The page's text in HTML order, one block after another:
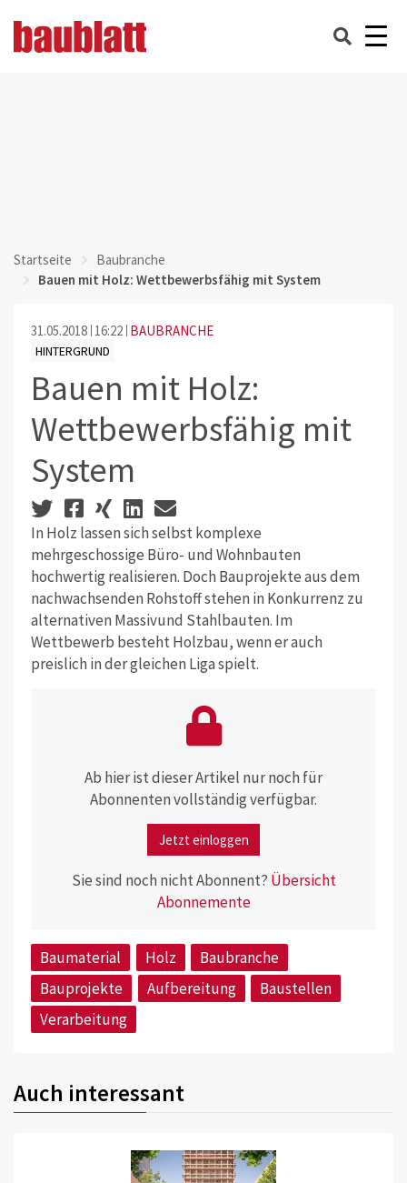
Startseite
Baubranche
Bauen mit Holz: Wettbewerbsfähig mit System
31.05.2018 16:22 BAUBRANCHE
HINTERGRUND
Bauen mit Holz:
Wettbewerbsfähig mit
System
In Holz lassen sich selbst komplexe
mehrgeschossige Büro- und Wohnbauten
hochwertig realisieren. Doch Bauprojekte aus dem
nachwachsenden Rohstoff stehen in Konkurrenz zu
alternativen Massivund Stahlbauten. Im
Wettbewerb besteht Holzbau, wenn er auch
preislich in der gleichen Liga spielt.
Ab hier ist dieser Artikel nur noch für
Abonnenten vollständig verfügbar.
Jetzt einloggen
Sie sind noch nicht Abonnent? Übersicht
Abonnemente
Baumaterial Holz
Baubranche
Bauprojekte
Aufbereitung
Baustellen
Verarbeitung
Auch interessant